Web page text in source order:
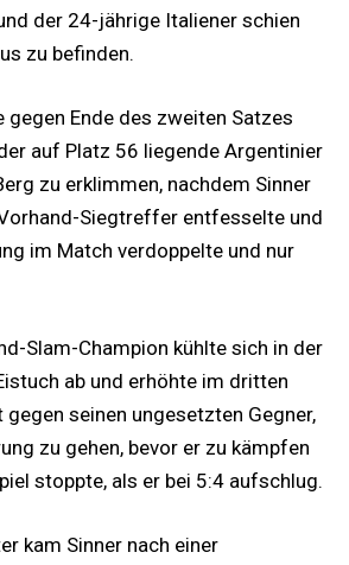
der 24-jährige Italiener schien
zu befinden.
gegen Ende des zweiten Satzes
auf Platz 56 liegende Argentinier
zu erklimmen, nachdem Sinner
Siegtreffer entfesselte und
im Match verdoppelte und nur
Slam-Champion kühlte sich in der
ab und erhöhte im dritten
seinen ungesetzten Gegner,
zu gehen, bevor er zu kämpfen
stoppte, als er bei 5:4 aufschlug.
kam Sinner nach einer